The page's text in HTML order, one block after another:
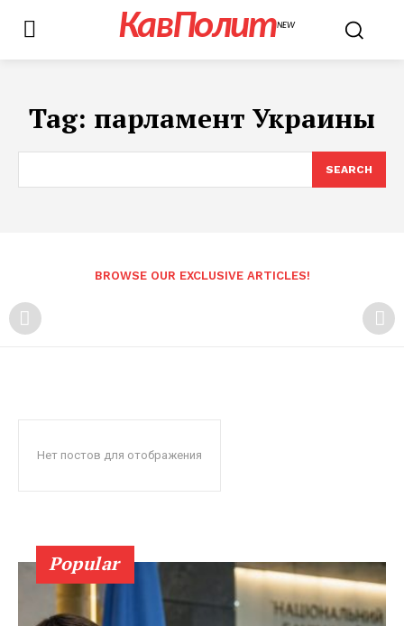
КавПолитNEW
Tag: парламент Украины
SEARCH
BROWSE OUR EXCLUSIVE ARTICLES!
Нет постов для отображения
Popular